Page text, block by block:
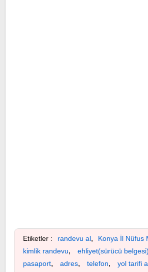
Etiketler : randevu al, Konya İl Nüfus
kimlik randevu, ehliyet(sürücü
pasaport, adres, telefon, yol tarifi